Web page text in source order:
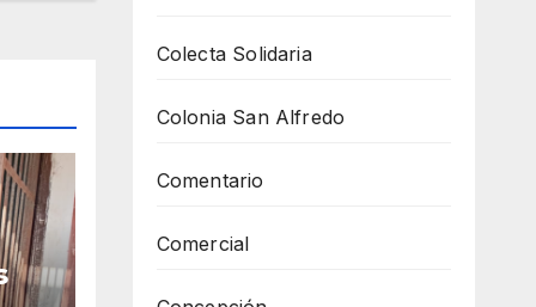
Colecta Solidaria
Colonia San Alfredo
Comentario
Comercial